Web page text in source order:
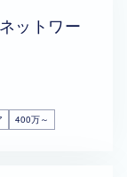
ットワー
400万～